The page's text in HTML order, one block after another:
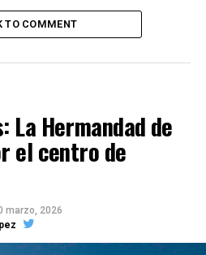
TO COMMENT
La Hermandad de
el centro de
marzo, 2026